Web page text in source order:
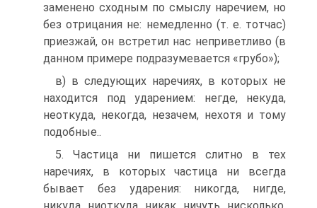
заменено сходным по смыслу наречием, но
без отрицания не: немедленно (т. е. тотчас)
приезжай, он встретил нас неприветливо (в
данном примере подразумевается «грубо»);
в) в следующих наречиях, в которых не
находится под ударением: негде, некуда,
неоткуда, некогда, незачем, нехотя и тому
подобные..
5. Частица ни пишется слитно в тех
наречиях, в которых частица ни всегда
бывает без ударения: никогда, нигде,